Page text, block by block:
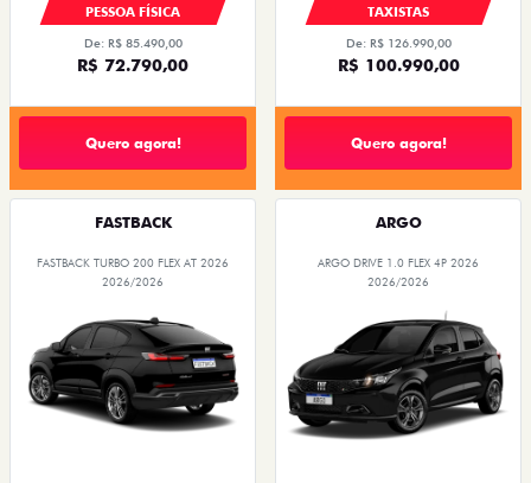
PESSOA FÍSICA
De: R$ 85.490,00
R$ 72.790,00
Quero agora!
TAXISTAS
De: R$ 126.990,00
R$ 100.990,00
Quero agora!
FASTBACK
FASTBACK TURBO 200 FLEX AT 2026
2026/2026
ARGO
ARGO DRIVE 1.0 FLEX 4P 2026
2026/2026